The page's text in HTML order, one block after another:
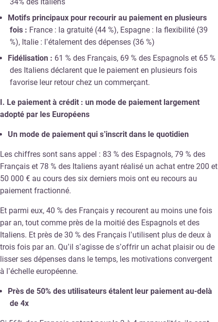
Motifs principaux pour recourir au paiement en plusieurs
fois : France : la gratuité (44 %), Espagne : la flexibilité (39
%), Italie : l’étalement des dépenses (36 %)
Fidélisation : 61 % des Français, 69 % des Espagnols et 65 %
des Italiens déclarent que le paiement en plusieurs fois
favorise leur retour chez un commerçant.
I. Le paiement à crédit : un mode de paiement largement
adopté par les Européens
Un mode de paiement qui s’inscrit dans le quotidien
Les chiffres sont sans appel : 83 % des Espagnols, 79 % des
Français et 78 % des Italiens ayant réalisé un achat entre 200 et
50 000 € au cours des six derniers mois ont eu recours au
paiement fractionné.
Et parmi eux, 40 % des Français y recourent au moins une fois
par an, tout comme près de la moitié des Espagnols et des
Italiens. Et près de 30 % des Français l’utilisent plus de deux à
trois fois par an. Qu’il s’agisse de s’offrir un achat plaisir ou de
lisser ses dépenses dans le temps, les motivations convergent
à l’échelle européenne.
Près de 50% des utilisateurs étalent leur paiement au-delà
de 4x